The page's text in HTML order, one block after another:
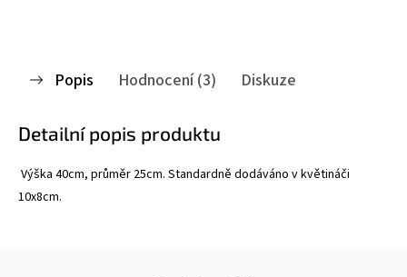
Popis Hodnocení (3) Diskuze
Detailní popis produktu
Výška 40cm, průměr 25cm. Standardně dodáváno v květináči
10x8cm.